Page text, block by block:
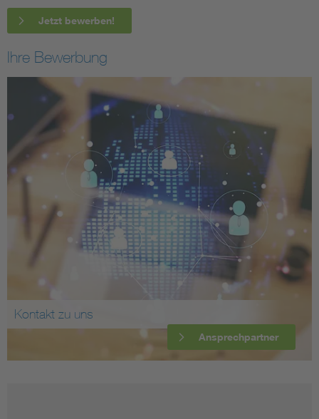
Jetzt bewerben!
Ihre Bewerbung
Kontakt zu uns
Ansprechpartner